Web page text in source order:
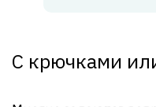
С крючками